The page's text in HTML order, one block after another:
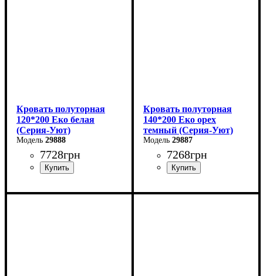
Кровать полуторная
120*200 Еко белая
(Серия-Уют)
29888
7728грн
Ширина: 124 см
Кровать полуторная
140*200 Еко орех
темный (Серия-Уют)
29887
7268грн
Ширина: 144 см